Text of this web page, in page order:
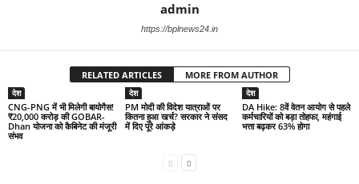
admin
https://bplnews24.in
RELATED ARTICLES MORE FROM AUTHOR
देश
CNG-PNG में भी मिलेगी बायोगैस!
₹20,000 करोड़ की GOBAR-
Dhan योजना को कैबिनेट की मंजूरी
संभव
देश
PM मोदी की विदेश यात्राओं पर
कितना हुआ खर्च? सरकार ने संसद
में दिए पूरे आंकड़े
देश
DA Hike: 8वें वेतन आयोग से पहले
कर्मचारियों को बड़ा तोहफा, महंगाई
भत्ता बढ़कर 63% होगा